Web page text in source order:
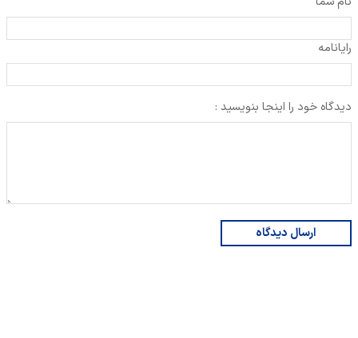
رایانامه
دیدگاه خود را اینجا بنویسید :
ارسال دیدگاه